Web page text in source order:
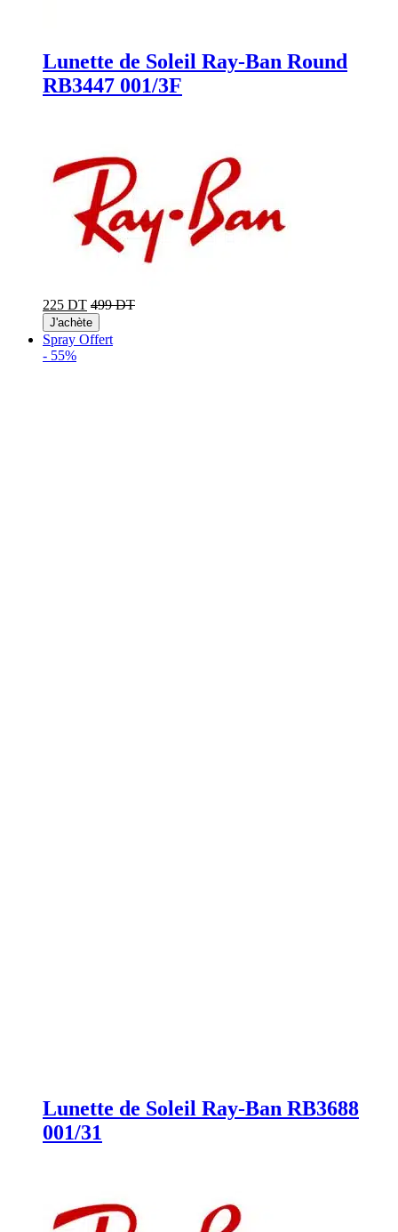
Lunette de Soleil Ray-Ban Round
RB3447 001/3F
225 DT 499 DT
J'achète
Spray Offert
- 55%
Lunette de Soleil Ray-Ban RB3688
001/31